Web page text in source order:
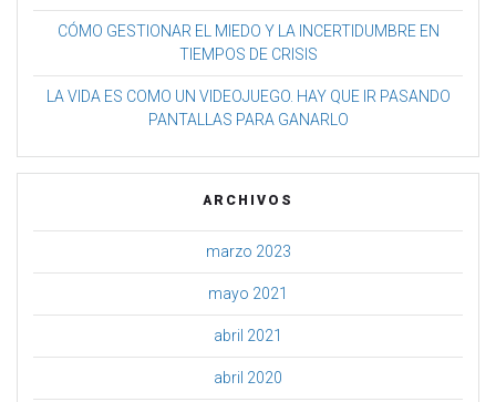
CÓMO GESTIONAR EL MIEDO Y LA INCERTIDUMBRE EN
TIEMPOS DE CRISIS
LA VIDA ES COMO UN VIDEOJUEGO. HAY QUE IR PASANDO
PANTALLAS PARA GANARLO
ARCHIVOS
marzo 2023
mayo 2021
abril 2021
abril 2020